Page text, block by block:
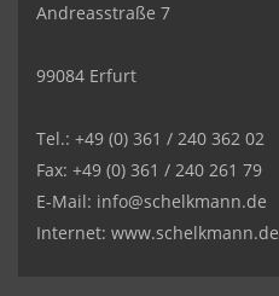
Andreasstraße 7
99084 Erfurt
Tel.: +49 (0) 361 / 240 362 02
Fax: +49 (0) 361 / 240 261 79
E-Mail: info@schelkmann.de
Internet: www.schelkmann.de